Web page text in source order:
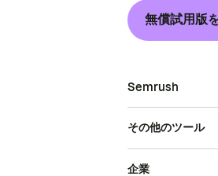
無償試用版
Semrush
その他のツール
企業